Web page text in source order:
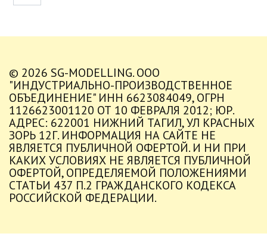
© 2026 SG-MODELLING. ООО
"ИНДУСТРИАЛЬНО-ПРОИЗВОДСТВЕННОЕ
ОБЪЕДИНЕНИЕ" ИНН 6623084049, ОГРН
1126623001120 ОТ 10 ФЕВРАЛЯ 2012; ЮР.
АДРЕС: 622001 НИЖНИЙ ТАГИЛ, УЛ КРАСНЫХ
ЗОРЬ 12Г. ИНФОРМАЦИЯ НА САЙТЕ НЕ
ЯВЛЯЕТСЯ ПУБЛИЧНОЙ ОФЕРТОЙ. И НИ ПРИ
КАКИХ УСЛОВИЯХ НЕ ЯВЛЯЕТСЯ ПУБЛИЧНОЙ
ОФЕРТОЙ, ОПРЕДЕЛЯЕМОЙ ПОЛОЖЕНИЯМИ
СТАТЬИ 437 П.2 ГРАЖДАНСКОГО КОДЕКСА
РОССИЙСКОЙ ФЕДЕРАЦИИ.